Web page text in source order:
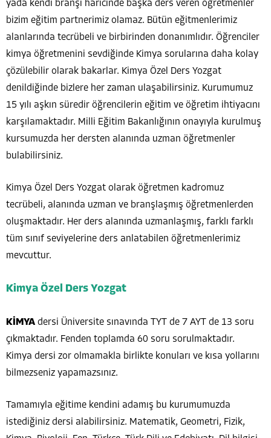
yada kendi branşı haricinde başka ders veren öğretmenler
bizim eğitim partnerimiz olamaz. Bütün eğitmenlerimiz
alanlarında tecrübeli ve birbirinden donanımlıdır. Öğrenciler
kimya öğretmenini sevdiğinde Kimya sorularına daha kolay
çözülebilir olarak bakarlar. Kimya Özel Ders Yozgat
denildiğinde bizlere her zaman ulaşabilirsiniz. Kurumumuz
15 yılı aşkın süredir öğrencilerin eğitim ve öğretim ihtiyacını
karşılamaktadır. Milli Eğitim Bakanlığının onayıyla kurulmuş
kursumuzda her dersten alanında uzman öğretmenler
bulabilirsiniz.
Kimya Özel Ders Yozgat olarak öğretmen kadromuz
tecrübeli, alanında uzman ve branşlaşmış öğretmenlerden
oluşmaktadır. Her ders alanında uzmanlaşmış, farklı farklı
tüm sınıf seviyelerine ders anlatabilen öğretmenlerimiz
mevcuttur.
Kimya Özel Ders Yozgat
KİMYA dersi Üniversite sınavında TYT de 7 AYT de 13 soru
çıkmaktadır. Fenden toplamda 60 soru sorulmaktadır.
Kimya dersi zor olmamakla birlikte konuları ve kısa yollarını
bilmezseniz yapamazsınız.
Tamamıyla eğitime kendini adamış bu kurumumuzda
istediğiniz dersi alabilirsiniz. Matematik, Geometri, Fizik,